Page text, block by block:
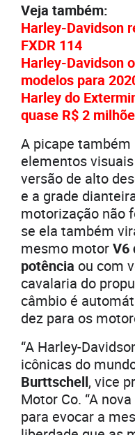
Veja também:
Harley-Davidson
FXDR 114
Harley-Davidson
modelos para
Harley do
quase R$ 2
A picape
elementos
versão de alto
e a grade
motorização não
se ela também
mesmo motorV6
potência ou com
cavalaria do
câmbio é
dez para os
“A Harley-
icônicas do
Burttschell, vice
Motor Co. “A
para evocar a